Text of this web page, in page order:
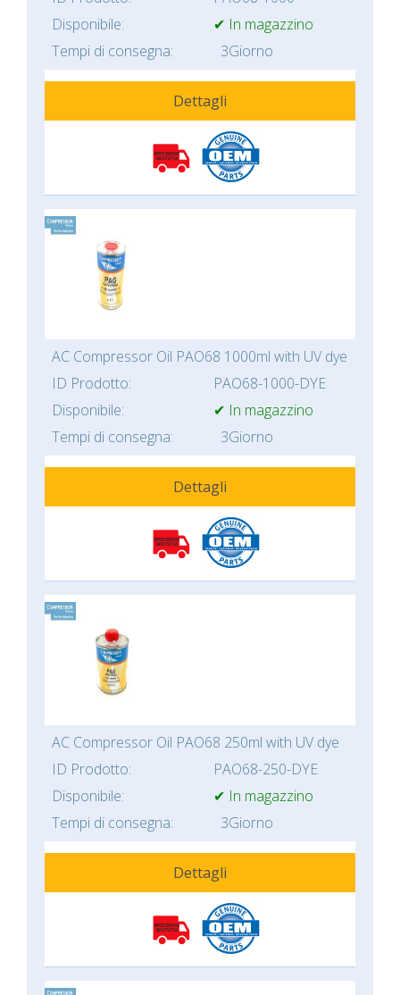
Disponibile:
✔ In magazzino
Tempi di consegna:
3Giorno
Dettagli
AC Compressor Oil PAO68 1000ml with UV dye
ID Prodotto:
PAO68-1000-DYE
Disponibile:
✔ In magazzino
Tempi di consegna:
3Giorno
Dettagli
AC Compressor Oil PAO68 250ml with UV dye
ID Prodotto:
PAO68-250-DYE
Disponibile:
✔ In magazzino
Tempi di consegna:
3Giorno
Dettagli